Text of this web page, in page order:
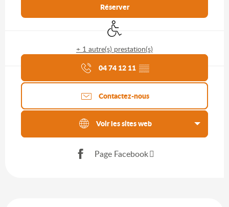
Réserver
Accès handicapés
+ 1 autre(s) prestation(s)
Agenda du moment
04 74 12 11 ▒▒
Contactez-nous
Voir les sites web
Page Facebook